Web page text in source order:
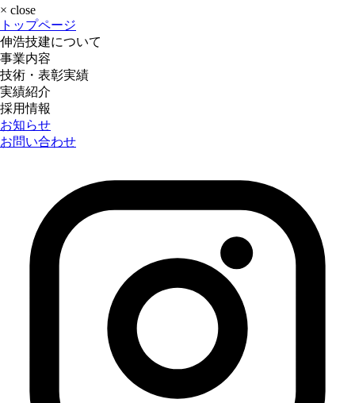
× close
トップページ
伸浩技建について
事業内容
技術・表彰実績
実績紹介
採用情報
お知らせ
お問い合わせ